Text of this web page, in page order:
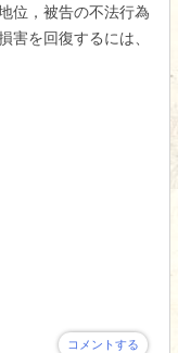
位，被告の不法行為
を回復するには、
コメントする